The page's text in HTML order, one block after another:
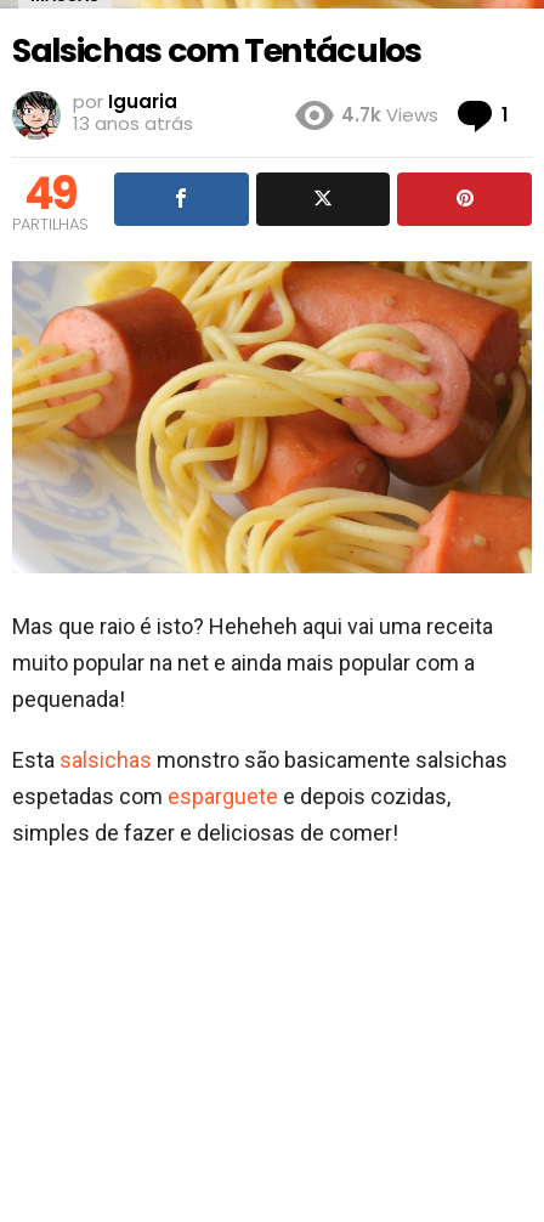
Salsichas com Tentáculos
por Iguaria
13 anos atrás
4.7kViews 1
49
PARTILHAS
Mas que raio é isto? Heheheh aqui vai uma receita
muito popular na net e ainda mais popular com a
pequenada!
Esta salsichas monstro são basicamente salsichas
espetadas com esparguete e depois cozidas,
simples de fazer e deliciosas de comer!